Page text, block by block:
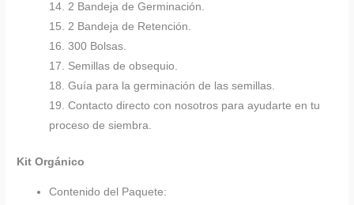
14. 2 Bandeja de Germinación.
15. 2 Bandeja de Retención.
16. 300 Bolsas.
17. Semillas de obsequio.
18. Guía para la germinación de las semillas.
19. Contacto directo con nosotros para ayudarte en tu
proceso de siembra.
Kit Orgánico
Contenido del Paquete: